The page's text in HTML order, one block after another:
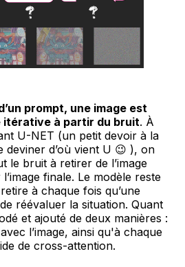
prompt, une image est
itérative à partir du bruit. À
U-NET (un petit devoir à la
deviner d’où vient U 😉 ), on
le bruit à retirer de l’image
finale. Le modèle reste
à chaque fois qu’une
réévaluer la situation. Quant
et ajouté de deux manières :
l’image, ainsi qu'à chaque
de cross-attention.